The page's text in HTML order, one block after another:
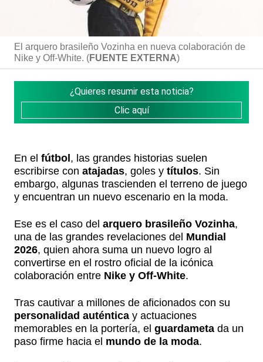
El arquero brasileño Vozinha en nueva colaboración de
Nike y Off-White. (FUENTE EXTERNA)
¿Quieres resumir esta noticia?
Clic aquí
En el fútbol , las grandes historias suelen
escribirse con atajadas, goles y títulos. Sin
embargo, algunas trascienden el terreno de juego
y encuentran un nuevo escenario en la moda.
Ese es el caso del arquero brasileño Vozinha,
una de las grandes revelaciones del Mundial
2026, quien ahora suma un nuevo logro al
convertirse en el rostro oficial de la icónica
colaboración entre Nike y Off-White.
Tras cautivar a millones de aficionados con su
personalidad auténtica y actuaciones
memorables en la portería, el guardameta da un
paso firme hacia el mundo de la moda.